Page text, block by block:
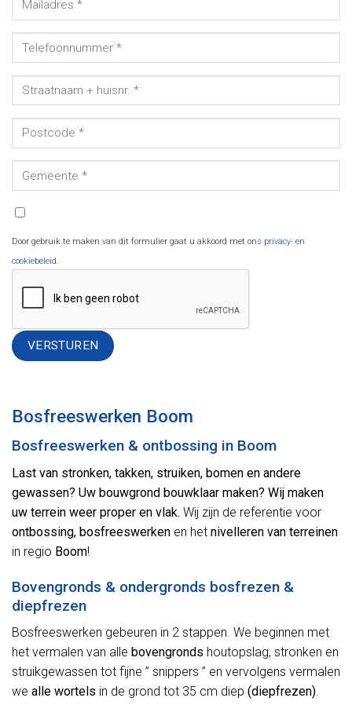
Door gebruik te maken van dit formulier gaat u akkoord met ons privacy- en
cookiebeleid.
Bosfreeswerken Boom
Bosfreeswerken & ontbossing in Boom
Last van stronken, takken, struiken, bomen en andere
gewassen? Uw bouwgrond bouwklaar maken? Wij maken
uw terrein weer proper en vlak. Wij zijn de referentie voor
ontbossing, bosfreeswerken en het nivelleren van terreinen
in regio Boom!
Bovengronds & ondergronds bosfrezen &
diepfrezen
Bosfreeswerken gebeuren in 2 stappen. We beginnen met
het vermalen van alle bovengronds houtopslag, stronken en
struikgewassen tot fijne ” snippers ” en vervolgens vermalen
we alle wortels in de grond tot 35 cm diep (diepfrezen).